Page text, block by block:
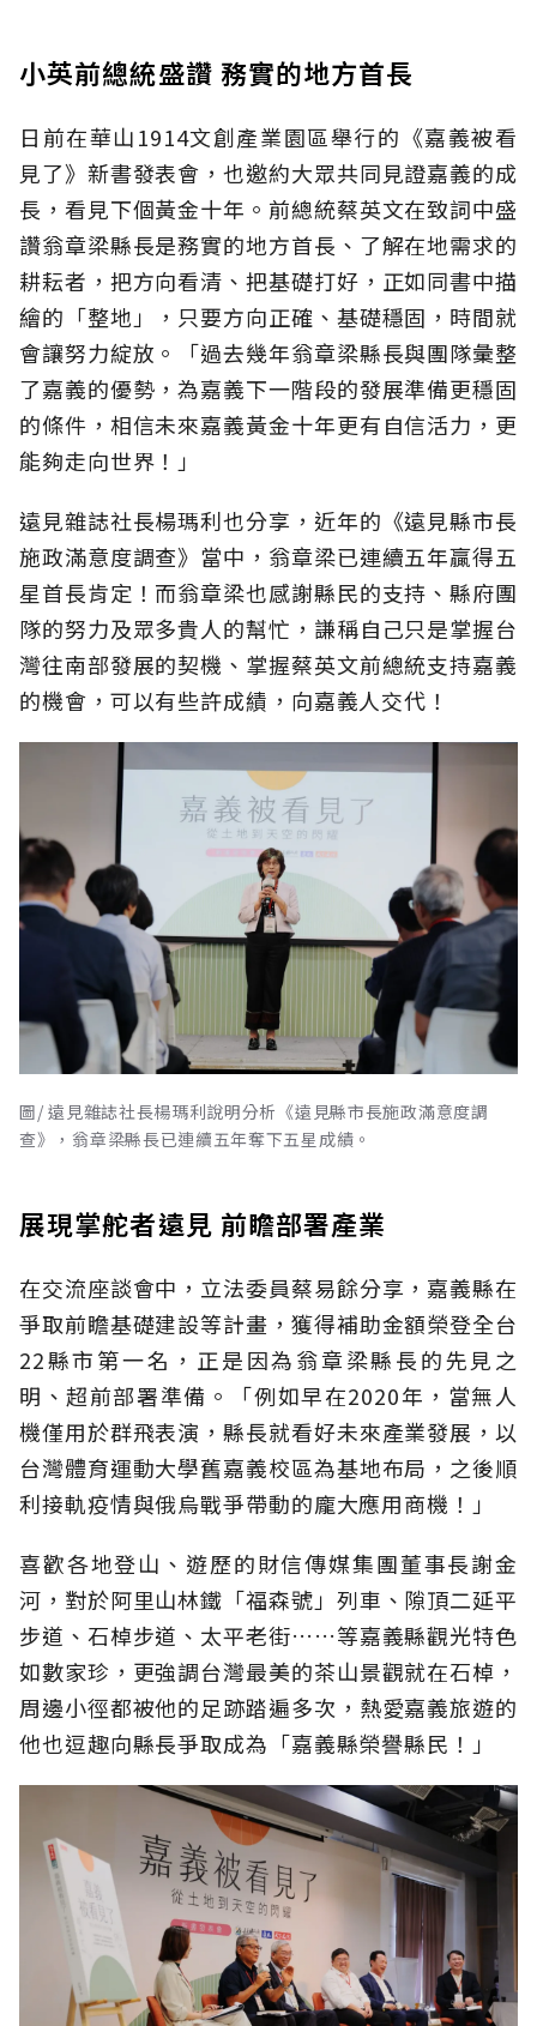
小英前總統盛讚 務實的地方首長
日前在華山1914文創產業園區舉行的《嘉義被看
見了》新書發表會，也邀約大眾共同見證嘉義的成
長，看見下個黃金十年。前總統蔡英文在致詞中盛
讚翁章梁縣長是務實的地方首長、了解在地需求的
耕耘者，把方向看清、把基礎打好，正如同書中描
繪的「整地」，只要方向正確、基礎穩固，時間就
會讓努力綻放。「過去幾年翁章梁縣長與團隊彙整
了嘉義的優勢，為嘉義下一階段的發展準備更穩固
的條件，相信未來嘉義黃金十年更有自信活力，更
能夠走向世界！」
遠見雜誌社長楊瑪利也分享，近年的《遠見縣市長
施政滿意度調查》當中，翁章梁已連續五年贏得五
星首長肯定！而翁章梁也感謝縣民的支持、縣府團
隊的努力及眾多貴人的幫忙，謙稱自己只是掌握台
灣往南部發展的契機、掌握蔡英文前總統支持嘉義
的機會，可以有些許成績，向嘉義人交代！
圖/ 遠見雜誌社長楊瑪利說明分析《遠見縣市長施政滿意度調
查》，翁章梁縣長已連續五年奪下五星成績。
展現掌舵者遠見 前瞻部署產業
在交流座談會中，立法委員蔡易餘分享，嘉義縣在
爭取前瞻基礎建設等計畫，獲得補助金額榮登全台
22縣市第一名，正是因為翁章梁縣長的先見之
明、超前部署準備。「例如早在2020年，當無人
機僅用於群飛表演，縣長就看好未來產業發展，以
台灣體育運動大學舊嘉義校區為基地布局，之後順
利接軌疫情與俄烏戰爭帶動的龐大應用商機！」
喜歡各地登山、遊歷的財信傳媒集團董事長謝金
河，對於阿里山林鐵「福森號」列車、隙頂二延平
步道、石棹步道、太平老街……等嘉義縣觀光特色
如數家珍，更強調台灣最美的茶山景觀就在石棹，
周邊小徑都被他的足跡踏遍多次，熱愛嘉義旅遊的
他也逗趣向縣長爭取成為「嘉義縣榮譽縣民！」